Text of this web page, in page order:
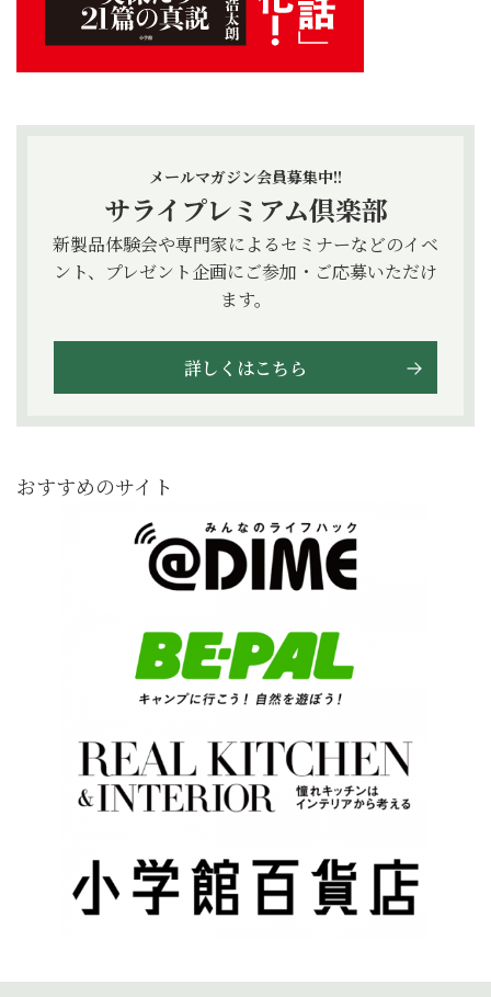
メールマガジン会員募集中!!
サライプレミアム倶楽部
新製品体験会や専門家によるセミナーなどのイベ
ント、プレゼント企画にご参加・ご応募いただけ
ます。
詳しくはこちら
おすすめのサイト